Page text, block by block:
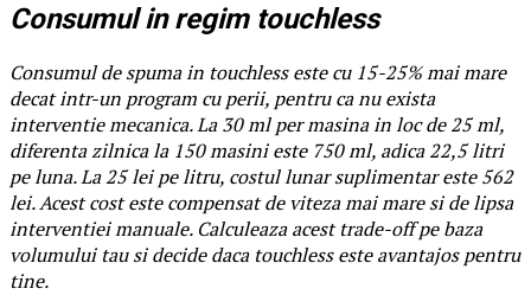
Consumul in regim touchless
Consumul de spuma in touchless este cu 15-25% mai mare
decat intr-un program cu perii, pentru ca nu exista
interventie mecanica. La 30 ml per masina in loc de 25 ml,
diferenta zilnica la 150 masini este 750 ml, adica 22,5 litri
pe luna. La 25 lei pe litru, costul lunar suplimentar este 562
lei. Acest cost este compensat de viteza mai mare si de lipsa
interventiei manuale. Calculeaza acest trade-off pe baza
volumului tau si decide daca touchless este avantajos pentru
tine.